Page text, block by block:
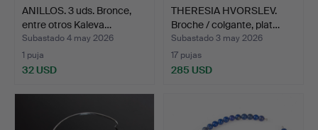
ANILLOS. 3 uds. Bronce,
entre otros Kaleva…
Subastado 4 may 2026
1 puja
32 USD
THERESIA HVORSLEV.
Broche / colgante, plat…
Subastado 3 may 2026
17 pujas
285 USD